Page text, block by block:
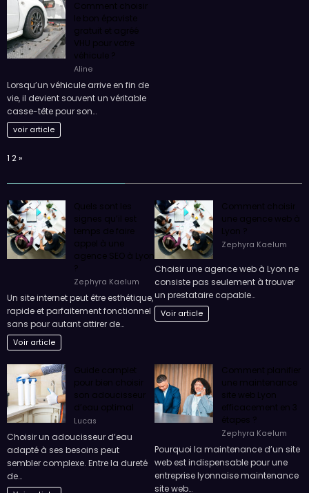
Comment choisir
le bon épaviste
gratuit et agréé
VHU pour votre
véhicule ?
Aline
Lorsqu’un véhicule arrive en fin de
vie, il devient souvent un véritable
casse-tête pour son…
voir article
Page:
1 2Next
»
Quels sont les
signes qu’il est
temps de faire
appel à une
agence SEO à Lyon
?
Zephyra Kaelum
Un site internet peut être esthétique,
rapide et parfaitement fonctionnel
sans pour autant attirer de…
Voir article
Comment choisir
une agence web à
Lyon ?
Zephyra Kaelum
Choisir une agence web à Lyon ne
consiste pas seulement à trouver
un prestataire capable…
Voir article
Guide complet
pour bien choisir
son adoucisseur
d’eau optimal
Lucas
Choisir un adoucisseur d’eau
adapté à ses besoins peut
sembler complexe. Entre la dureté
de…
Comment planifier
une maintenance
site web Lyon
efficacement en 3
étapes ?
Zephyra Kaelum
Pourquoi la maintenance d’un site
web est indispensable pour une
entreprise lyonnaise maintenance
site web…